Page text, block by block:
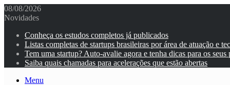
08/08/2026
Novidades
Conheça os estudos completos já publicados
Listas completas de startups brasileiras por área de atuação e
Tem uma startup? Auto-avalie agora e tenha dicas para os seus
Saiba quais chamadas para acelerações que estão abertas
Menu